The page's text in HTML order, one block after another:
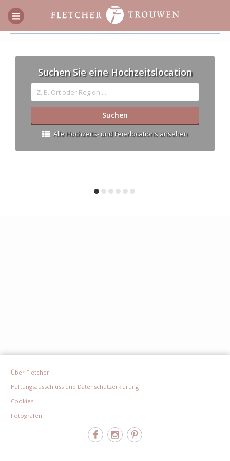
Suchen Sie eine Hochzeitslocation
Alle Hochzeits- und Feierlocations ansehen
Über Fletcher
Haftungsausschluss und Datenschutzerklärung
Cookies
Fotografen